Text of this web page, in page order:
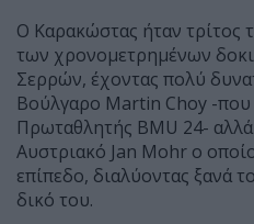
Ο Καρακώστας ήταν τρίτος
των χρονομετρημένων
Σερρών, έχοντας πολύ
Βούλγαρο Martin Choy -
Πρωταθλητής BMU 24-
Αυστριακό Jan Mohr ο
επίπεδο, διαλύοντας ξανά
δικό του.